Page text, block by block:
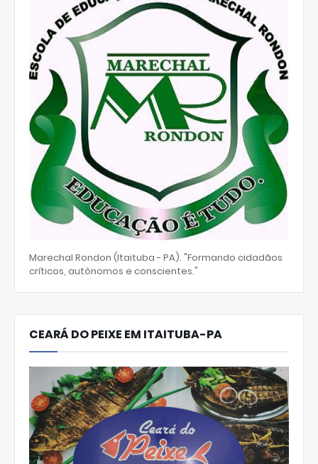
Marechal Rondon (Itaituba - PA). "Formando cidadãos
críticos, autônomos e conscientes."
CEARÁ DO PEIXE EM ITAITUBA-PA